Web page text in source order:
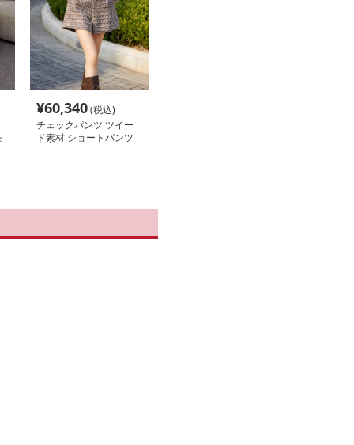
¥60,340(税込)
チェックパンツ ツイー
ド素材 ショートパンツ